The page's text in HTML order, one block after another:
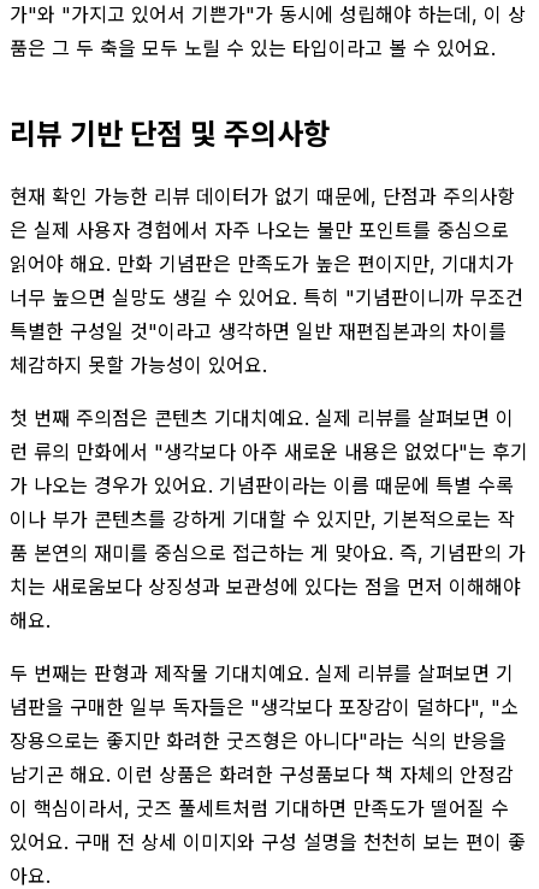
가"와 "가지고 있어서 기쁜가"가 동시에 성립해야 하는데, 이 상
품은 그 두 축을 모두 노릴 수 있는 타입이라고 볼 수 있어요.
리뷰 기반 단점 및 주의사항
현재 확인 가능한 리뷰 데이터가 없기 때문에, 단점과 주의사항
은 실제 사용자 경험에서 자주 나오는 불만 포인트를 중심으로
읽어야 해요. 만화 기념판은 만족도가 높은 편이지만, 기대치가
너무 높으면 실망도 생길 수 있어요. 특히 "기념판이니까 무조건
특별한 구성일 것"이라고 생각하면 일반 재편집본과의 차이를
체감하지 못할 가능성이 있어요.
첫 번째 주의점은 콘텐츠 기대치예요. 실제 리뷰를 살펴보면 이
런 류의 만화에서 "생각보다 아주 새로운 내용은 없었다"는 후기
가 나오는 경우가 있어요. 기념판이라는 이름 때문에 특별 수록
이나 부가 콘텐츠를 강하게 기대할 수 있지만, 기본적으로는 작
품 본연의 재미를 중심으로 접근하는 게 맞아요. 즉, 기념판의 가
치는 새로움보다 상징성과 보관성에 있다는 점을 먼저 이해해야
해요.
두 번째는 판형과 제작물 기대치예요. 실제 리뷰를 살펴보면 기
념판을 구매한 일부 독자들은 "생각보다 포장감이 덜하다", "소
장용으로는 좋지만 화려한 굿즈형은 아니다"라는 식의 반응을
남기곤 해요. 이런 상품은 화려한 구성품보다 책 자체의 안정감
이 핵심이라서, 굿즈 풀세트처럼 기대하면 만족도가 떨어질 수
있어요. 구매 전 상세 이미지와 구성 설명을 천천히 보는 편이 좋
아요.